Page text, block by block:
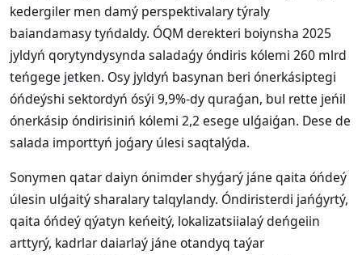
kedergiler men damý perspektivalary týraly
baiandamasy tyńdaldy. ÓQM derekteri boiynsha 2025
jyldyń qorytyndysynda saladaǵy óndiris kólemi 260 mlrd
teńgege jetken. Osy jyldyń basynan beri ónerkásiptegi
óńdeýshi sektordyń ósýi 9,9%-dy quraǵan, bul rette jeńil
ónerkásip óndirisiniń kólemi 2,2 esege ulǵaiǵan. Dese de
salada importtyń joǵary úlesi saqtalýda.
Sonymen qatar daiyn ónimder shyǵarý jáne qaita óńdeý
úlesin ulǵaitý sharalary talqylandy. Óndiristerdi jańǵyrtý,
qaita óńdeý qýatyn keńeitý, lokalizatsiialaý deńgeiin
arttyrý, kadrlar daiarlaý jáne otandyq taýar